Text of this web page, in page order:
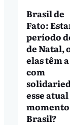
Brasil de
Fato:
período
de Natal,
elas têm
com
esse atual
Brasil?